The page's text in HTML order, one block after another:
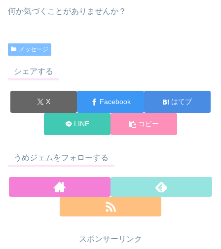
何か気づくことがありませんか？
メッセージ
シェアする
X Facebook はてブ
LINE コピー
うめジェムをフォローする
スポンサーリンク